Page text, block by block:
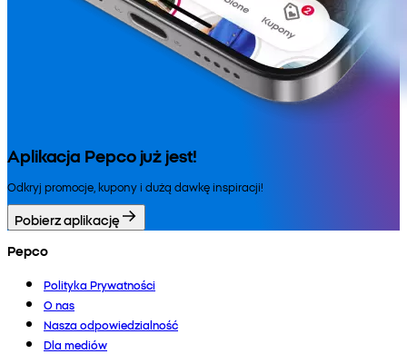
Aplikacja Pepco już jest!
Odkryj promocje, kupony i dużą dawkę inspiracji!
Pobierz aplikację
Pepco
Polityka Prywatności
O nas
Nasza odpowiedzialność
Dla mediów